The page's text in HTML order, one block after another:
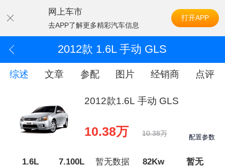
网上车市
去APP了解更多精彩汽车信息
打开APP
2012款 1.6L 手动 GLS
综述 文章 参配 图片 经销商 点评
2012款1.6L 手动 GLS
10.38万 10.38万 配置参数
1.6L 7.100L 暂无数据 82Kw 暂无